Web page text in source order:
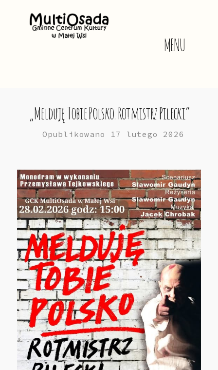
MENU
„Melduję Tobie Polsko. Rotmistrz Pilecki”
Opublikowano 17 lutego 2026